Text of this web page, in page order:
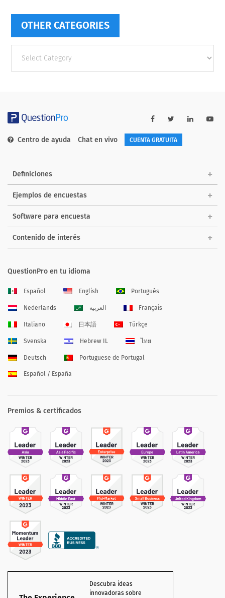
OTHER CATEGORIES
categories
Centro de ayuda Chat en vivo CUENTA GRATUITA
Definiciones
Ejemplos de encuestas
Software para encuesta
Contenido de interés
QuestionPro en tu idioma
Español English Português
Nederlands العربية Français
Italiano 日本語 Türkçe
Svenska Hebrew IL ไทย
Deutsch Portuguese de Portugal
Español / España
Premios & certificados
Descubra ideas
innovadoras sobre